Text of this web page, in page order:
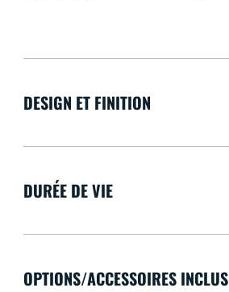
DESIGN ET FINITION
DURÉE DE VIE
OPTIONS/ACCESSOIRES INCLUS